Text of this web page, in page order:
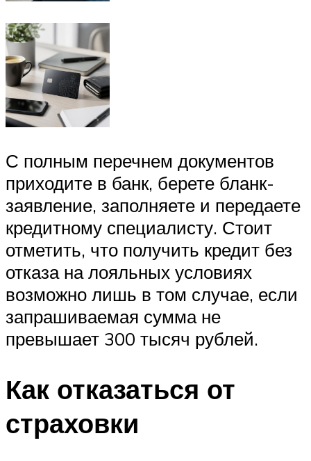
С полным перечнем документов
приходите в банк, берете бланк-
заявление, заполняете и передаете
кредитному специалисту. Стоит
отметить, что получить кредит без
отказа на лояльных условиях
возможно лишь в том случае, если
запрашиваемая сумма не
превышает 300 тысяч рублей.
Как отказаться от
страховки